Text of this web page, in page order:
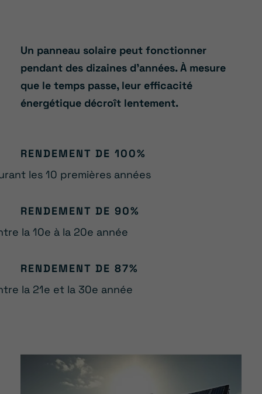
Un panneau solaire peut fonctionner
pendant des dizaines d’années. À mesure
que le temps passe, leur efficacité
énergétique décroît lentement.
RENDEMENT DE 100%
les 10 premières années
RENDEMENT DE 90%
la 10e à la 20e année
RENDEMENT DE 87%
la 21e et la 30e année